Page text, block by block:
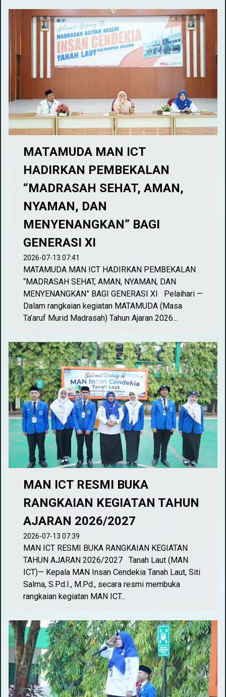
MATAMUDA MAN ICT
HADIRKAN PEMBEKALAN
“MADRASAH SEHAT, AMAN,
NYAMAN, DAN
MENYENANGKAN” BAGI
GENERASI XI
2026-07-13 07:41
MATAMUDA MAN ICT HADIRKAN PEMBEKALAN
“MADRASAH SEHAT, AMAN, NYAMAN, DAN
MENYENANGKAN” BAGI GENERASI XI Pelaihari —
Dalam rangkaian kegiatan MATAMUDA (Masa
Ta’aruf Murid Madrasah) Tahun Ajaran 2026...
MAN ICT RESMI BUKA
RANGKAIAN KEGIATAN TAHUN
AJARAN 2026/2027
2026-07-13 07:39
MAN ICT RESMI BUKA RANGKAIAN KEGIATAN
TAHUN AJARAN 2026/2027 Tanah Laut (MAN
ICT)— Kepala MAN Insan Cendekia Tanah Laut, Siti
Salma, S.Pd.I., M.Pd., secara resmi membuka
rangkaian kegiatan MAN ICT...